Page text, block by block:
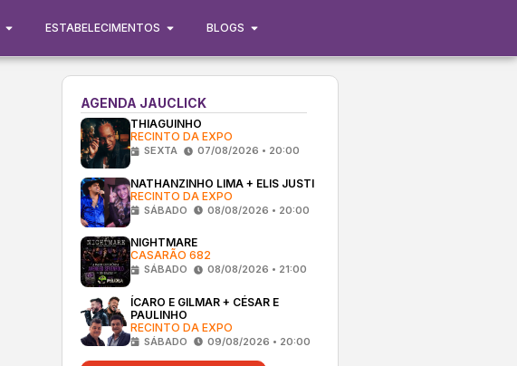
ESTABELECIMENTOS BLOGS
AGENDA JAUCLICK
THIAGUINHO
RECINTO DA EXPO
SEXTA 07/08/2026 • 20:00
NATHANZINHO LIMA + ELIS JUSTI
RECINTO DA EXPO
SÁBADO 08/08/2026 • 20:00
NIGHTMARE
CASARÃO 682
SÁBADO 08/08/2026 • 21:00
ÍCARO E GILMAR + CÉSAR E
PAULINHO
RECINTO DA EXPO
SÁBADO 09/08/2026 • 20:00